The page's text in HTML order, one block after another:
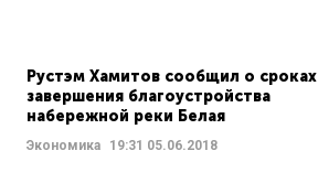
Рустэм Хамитов сообщил о сроках
завершения благоустройства
набережной реки Белая
Экономика 19:31 05.06.2018